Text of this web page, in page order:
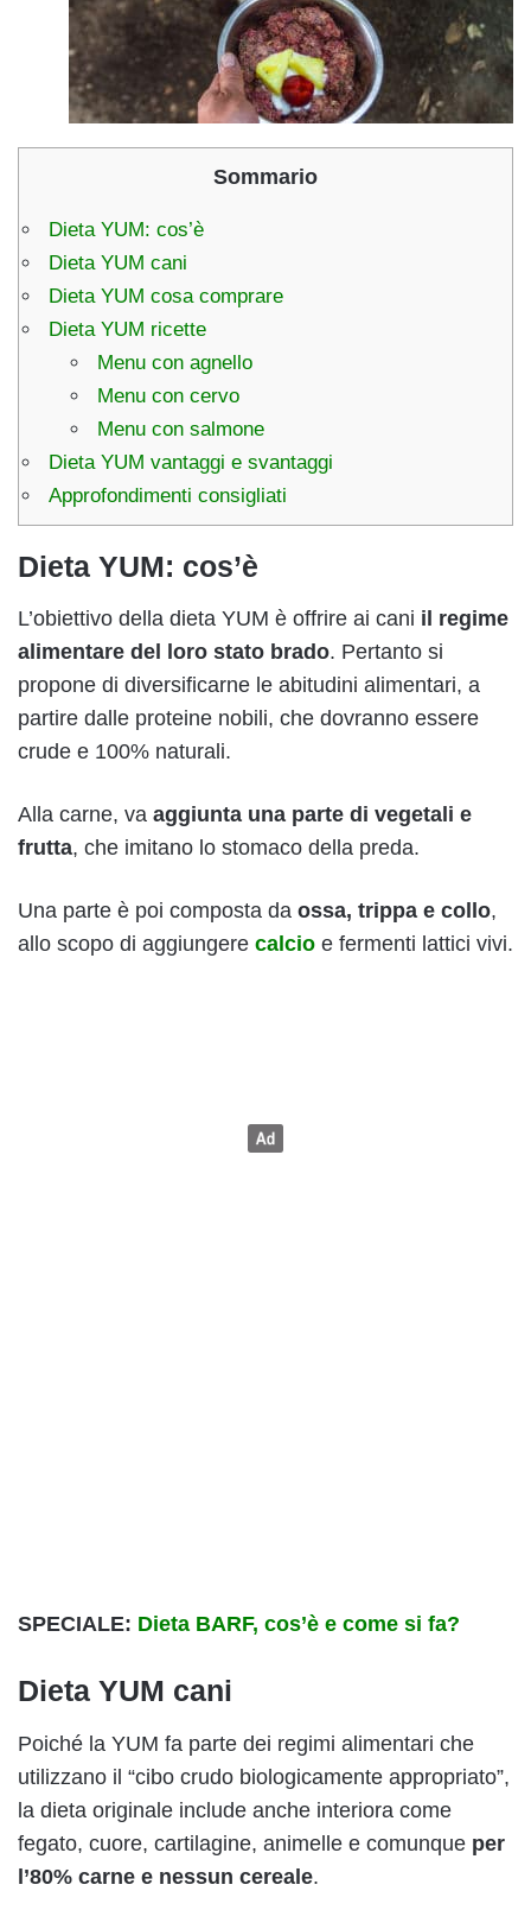
Sommario
Dieta YUM: cos’è
Dieta YUM cani
Dieta YUM cosa comprare
Dieta YUM ricette
Menu con agnello
Menu con cervo
Menu con salmone
Dieta YUM vantaggi e svantaggi
Approfondimenti consigliati
Dieta YUM: cos’è
L’obiettivo della dieta YUM è offrire ai cani il regime
alimentare del loro stato brado. Pertanto si
propone di diversificarne le abitudini alimentari, a
partire dalle proteine nobili, che dovranno essere
crude e 100% naturali.
Alla carne, va aggiunta una parte di vegetali e
frutta, che imitano lo stomaco della preda.
Una parte è poi composta da ossa, trippa e collo,
allo scopo di aggiungere calcio e fermenti lattici vivi.
SPECIALE: Dieta BARF, cos’è e come si fa?
Dieta YUM cani
Poiché la YUM fa parte dei regimi alimentari che
utilizzano il “cibo crudo biologicamente appropriato”,
la dieta originale include anche interiora come
fegato, cuore, cartilagine, animelle e comunque per
l’80% carne e nessun cereale.